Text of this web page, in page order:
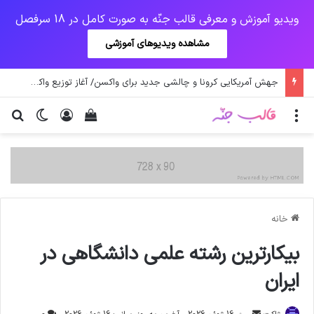
ویدیو آموزش و معرفی قالب جنّه به صورت کامل در 18 سرفصل
مشاهده ویدیوهای آموزشی
جهش آمریکایی کرونا و چالشی جدید برای واکسن/ آغاز توزیع واکسن از سوی اتحادیه کوواکس
تغییر ورود
دیدن سبد خرید منو
خانه
بیکارترین رشته علمی دانشگاهی در
ایران